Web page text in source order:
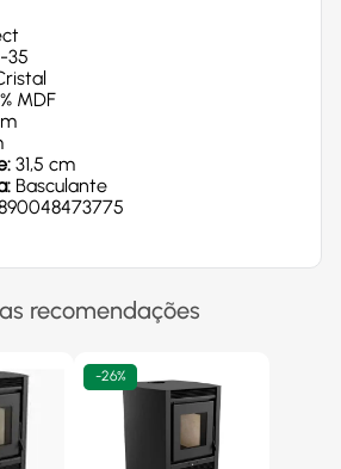
35
MDF
31,5 cm
Basculante
recomendações
-26%